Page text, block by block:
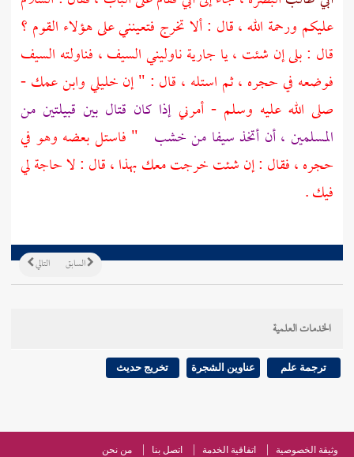
عليكم ورحمة الله ، قال : ألا تخرج فتعينني على هؤلاء القوم ؟
قال : بلى إن شئت ، يا جارية ناوليني السيف ، فناولته السيف
فوضعه في حجره ، ثم استله ، قال : " إن خليلي وابن عمك -
صلى الله عليه وسلم - أمرنيإذا كان قتال بين قبيلتين من
المسلمين ، أن أتخذ سيفا من خشب " فاستل بعضه وهو في
حجره ، فقال : إن شئت خرجت معك بهذا ، قال : لا حاجة لي
فيك .
التالي السابق
الخدمات العلمية
ترجمة علم عناوين الشجرة تخريج حديث
وثيقة الخصوصية اتفاقية الخدمة اتصل بنا من نحن